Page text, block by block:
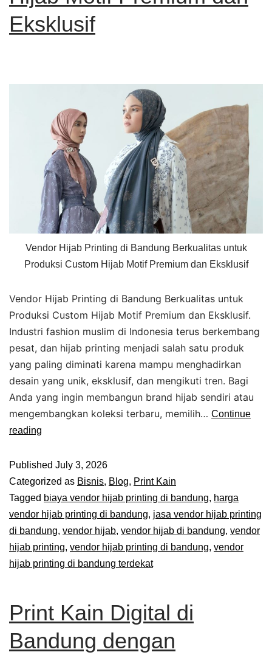
Eksklusif
Vendor Hijab Printing di Bandung Berkualitas untuk
Produksi Custom Hijab Motif Premium dan Eksklusif
Vendor Hijab Printing di Bandung Berkualitas untuk
Produksi Custom Hijab Motif Premium dan Eksklusif.
Industri fashion muslim di Indonesia terus berkembang
pesat, dan hijab printing menjadi salah satu produk
yang paling diminati karena mampu menghadirkan
desain yang unik, eksklusif, dan mengikuti tren. Bagi
Anda yang ingin membangun brand hijab sendiri atau
mengembangkan koleksi terbaru, memilih… Continue
reading
Published July 3, 2026
Categorized as Bisnis, Blog, Print Kain
Tagged biaya vendor hijab printing di bandung, harga
vendor hijab printing di bandung, jasa vendor hijab printing
di bandung, vendor hijab, vendor hijab di bandung, vendor
hijab printing, vendor hijab printing di bandung, vendor
hijab printing di bandung terdekat
Print Kain Digital di
Bandung dengan